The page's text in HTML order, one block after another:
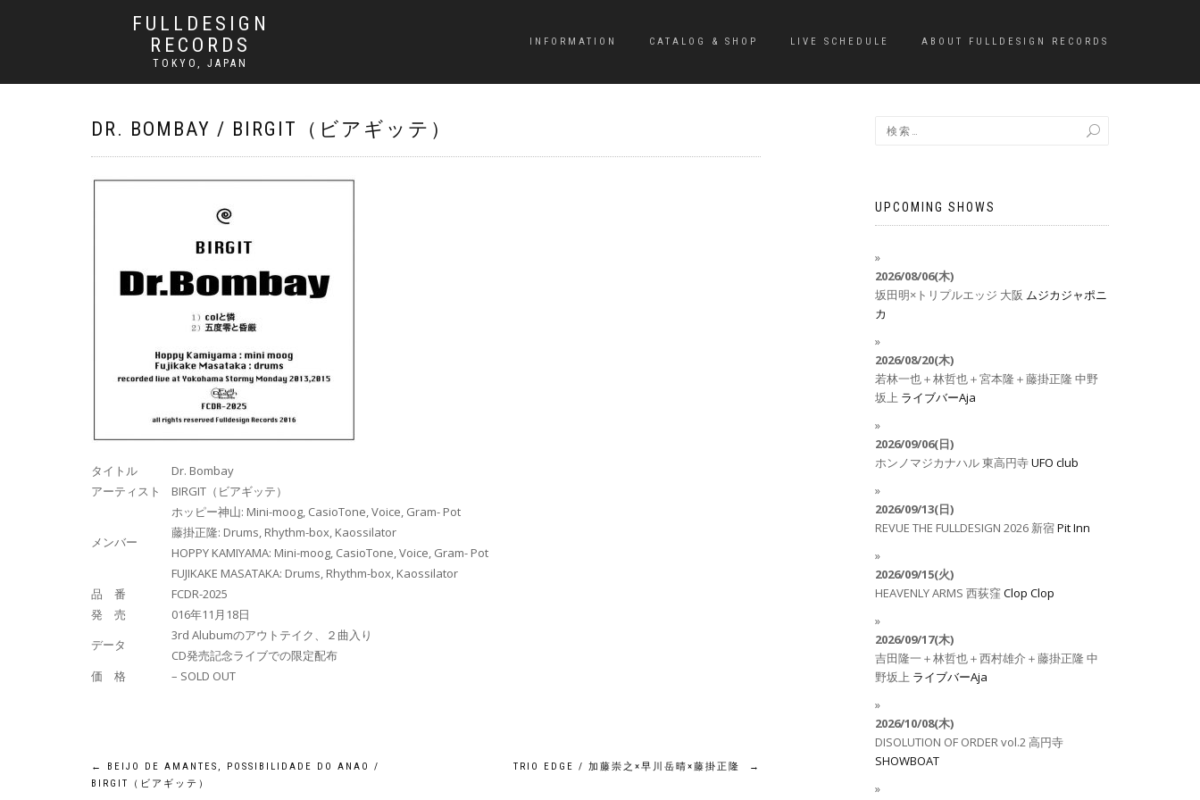
FULLDESIGN
RECORDS
TOKYO, JAPAN
INFORMATION CATALOG & SHOP LIVE SCHEDULE ABOUT FULLDESIGN RECORDS
DR. BOMBAY / BIRGIT（ビアギッテ）
タイトル
Dr. Bombay
アーティスト
BIRGIT（ビアギッテ）
メンバー
ホッピー神山: Mini-moog, CasioTone, Voice, Gram- Pot
藤掛正隆: Drums, Rhythm-box, Kaossilator
HOPPY KAMIYAMA: Mini-moog, CasioTone, Voice, Gram- Pot
FUJIKAKE MASATAKA: Drums, Rhythm-box, Kaossilator
品 番
FCDR-2025
発 売
016年11月18日
データ
3rd Alubumのアウトテイク、２曲入り
CD発売記念ライブでの限定配布
価 格
– SOLD OUT
←
BEIJO DE AMANTES, POSSIBILIDADE DO ANAO /
BIRGIT（ビアギッテ）
TRIO EDGE / 加藤崇之×早川岳晴×藤掛正隆 →
UPCOMING SHOWS
2026/08/06(木)
坂田明×トリプルエッジ 大阪 ムジカジャポニ
カ
2026/08/20(木)
若林一也＋林哲也＋宮本隆＋藤掛正隆 中野
坂上 ライブバーAja
2026/09/06(日)
ホンノマジカナハル東高円寺UFO club
2026/09/13(日)
REVUE THE FULLDESIGN 2026 新宿Pit Inn
2026/09/15(火)
HEAVENLY ARMS 西荻窪Clop Clop
2026/09/17(木)
吉田隆一＋林哲也＋西村雄介＋藤掛正隆 中
野坂上 ライブバーAja
2026/10/08(木)
DISOLUTION OF ORDER vol.2高円寺
SHOWBOAT